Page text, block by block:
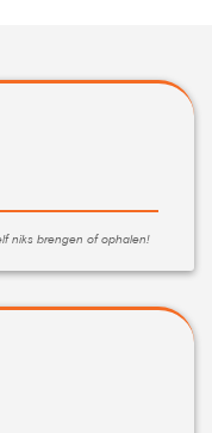
niks brengen of ophalen!